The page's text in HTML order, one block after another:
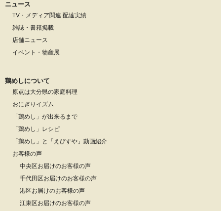
ニュース
TV・メディア関連 配達実績
雑誌・書籍掲載
店舗ニュース
イベント・物産展
鶏めしについて
原点は大分県の家庭料理
おにぎりイズム
「鶏めし」が出来るまで
「鶏めし」レシピ
「鶏めし」と「えびすや」動画紹介
お客様の声
中央区お届けのお客様の声
千代田区お届けのお客様の声
港区お届けのお客様の声
江東区お届けのお客様の声